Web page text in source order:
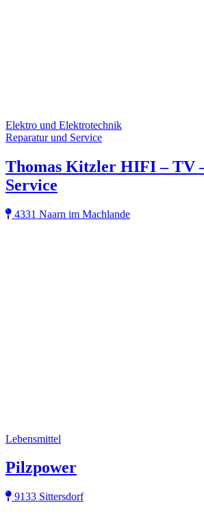
Elektro und Elektrotechnik
Reparatur und Service
Thomas Kitzler HIFI – TV
Service
4331 Naarn im Machlande
Lebensmittel
Pilzpower
9133 Sittersdorf